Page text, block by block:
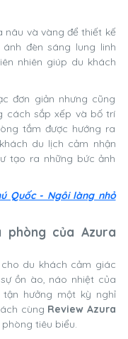
nâu và vàng để thiết kế
đèn sáng lung linh
nhiên giúp du khách
đơn giản nhưng cũng
cách sắp xếp và bố trí
tắm được hướng ra
du lịch cảm nhận
tạo ra những bức ảnh
Quốc - Ngôi làng nhỏ
của Azura
du khách cảm giác
ồn ào, náo nhiệt của
hưởng một kỳ nghỉ
cùng Review Azura
tiêu biểu.